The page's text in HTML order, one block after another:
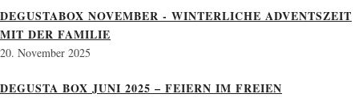
DEGUSTABOX NOVEMBER - WINTERLICHE ADVENTSZEIT
MIT DER FAMILIE
20. November 2025
DEGUSTA BOX JUNI 2025 – FEIERN IM FREIEN